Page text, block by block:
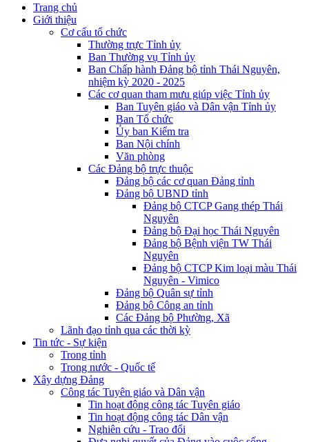
Trang chủ
Giới thiệu
Cơ cấu tổ chức
Thường trực Tỉnh ủy
Ban Thường vụ Tỉnh ủy
Ban Chấp hành Đảng bộ tỉnh Thái Nguyên,
nhiệm kỳ 2020 - 2025
Các cơ quan tham mưu giúp việc Tỉnh ủy
Ban Tuyên giáo và Dân vận Tỉnh ủy
Ban Tổ chức
Ủy ban Kiểm tra
Ban Nội chính
Văn phòng
Các Đảng bộ trực thuộc
Đảng bộ các cơ quan Đảng tỉnh
Đảng bộ UBND tỉnh
Đảng bộ CTCP Gang thép Thái
Nguyên
Đảng bộ Đại học Thái Nguyên
Đảng bộ Bệnh viện TW Thái
Nguyên
Đảng bộ CTCP Kim loại màu Thái
Nguyên - Vimico
Đảng bộ Quân sự tỉnh
Đảng bộ Công an tỉnh
Các Đảng bộ Phường, Xã
Lãnh đạo tỉnh qua các thời kỳ
Tin tức - Sự kiện
Trong tỉnh
Trong nước - Quốc tế
Xây dựng Đảng
Công tác Tuyên giáo và Dân vận
Tin hoạt động công tác Tuyên giáo
Tin hoạt động công tác Dân vận
Nghiên cứu - Trao đổi